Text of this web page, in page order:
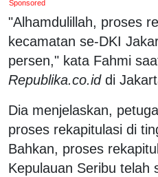
Sponsored
"Alhamdulillah, proses
kecamatan se-DKI
persen," kata Fahmi
Republika.co.iddi
Dia menjelaskan,
proses rekapitulasi di
Bahkan, proses
Kepulauan Seribu telah